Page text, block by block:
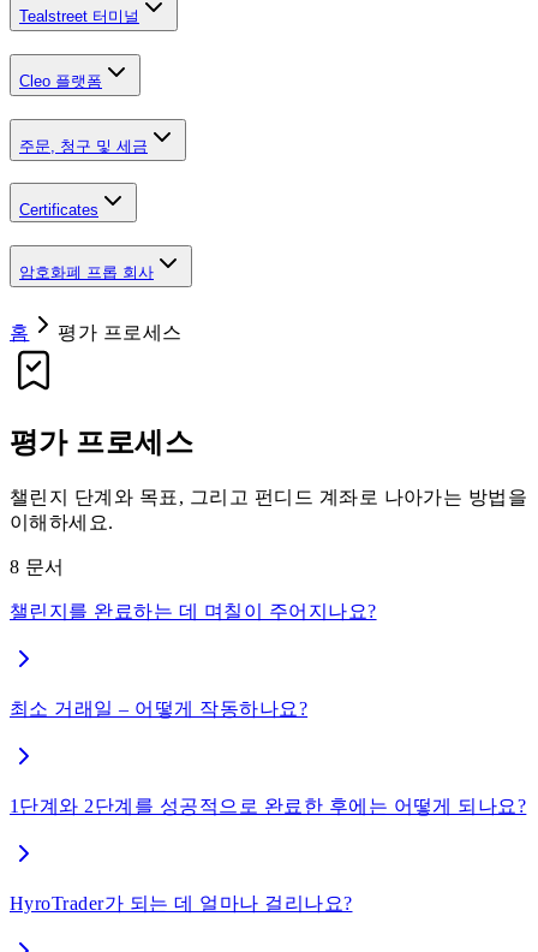
Tealstreet 터미널
Cleo 플랫폼
주문, 청구 및 세금
Certificates
암호화폐 프롭 회사
홈 평가 프로세스
평가 프로세스
챌린지 단계와 목표, 그리고 펀디드 계좌로 나아가는 방법을
이해하세요.
8 문서
챌린지를 완료하는 데 며칠이 주어지나요?
최소 거래일 – 어떻게 작동하나요?
1단계와 2단계를 성공적으로 완료한 후에는 어떻게 되나요?
HyroTrader가 되는 데 얼마나 걸리나요?